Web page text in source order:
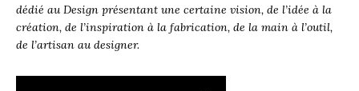
dédié au Design présentant une certaine vision, de l’idée à la
création, de l’inspiration à la fabrication, de la main à l’outil,
de l’artisan au designer.